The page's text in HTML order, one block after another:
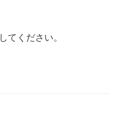
してください。